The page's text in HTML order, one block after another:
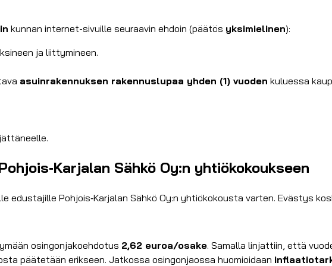
kunnan internet-sivuille seuraavin ehdoin (päätös yksimielinen):
ja liittymineen.
asuinrakennuksen rakennuslupaa yhden (1) vuoden kuluessa
jättäneelle.
Sähkö Oy:n yhtiökokoukseen
Pohjois‑Karjalan Sähkö Oy:n yhtiökokousta varten. Evästys
osingonjakoehdotus 2,62 euroa/osake. Samalla linjattiin, että
päätetään erikseen. Jatkossa osingonjaossa huomioidaan